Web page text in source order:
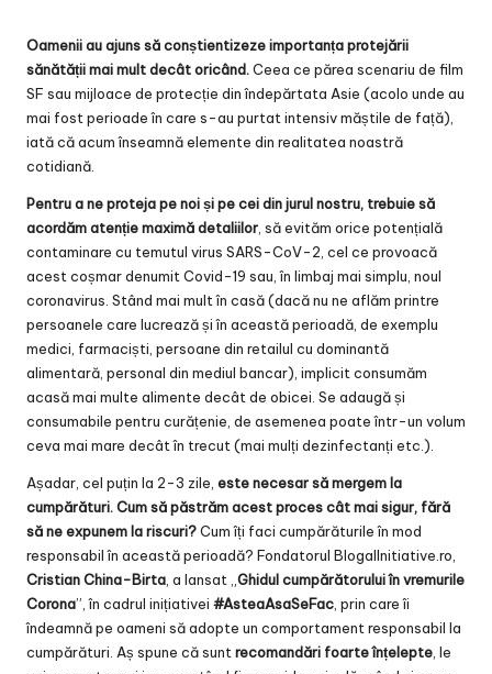
Oamenii au ajuns să conștientizeze importanța protejării
sănătății mai mult decât oricând.Ceea ce părea scenariu de film
SF sau mijloace de protecție din îndepărtata Asie (acolo unde au
mai fost perioade în care s-au purtat intensiv măștile de față),
iată că acum înseamnă elemente din realitatea noastră
cotidiană.
Pentru a ne proteja pe noi și pe cei din jurul nostru, trebuie să
acordăm atenție maximă detaliilor , să evităm orice potențială
contaminare cu temutul virus SARS-CoV-2, cel ce provoacă
acest coșmar denumit Covid-19 sau, în limbaj mai simplu, noul
coronavirus. Stând mai mult în casă (dacă nu ne aflăm printre
persoanele care lucrează și în această perioadă, de exemplu
medici, farmaciști, persoane din retailul cu dominantă
alimentară, personal din mediul bancar), implicit consumăm
acasă mai multe alimente decât de obicei. Se adaugă și
consumabile pentru curățenie, de asemenea poate într-un volum
ceva mai mare decât în trecut (mai mulți dezinfectanți etc.).
Așadar, cel puțin la 2-3 zile, este necesar să mergem la
cumpărături. Cum să păstrăm acest proces cât mai sigur, fără
să ne expunem la riscuri?Cum îți faci cumpărăturile în mod
responsabil în această perioadă? Fondatorul BlogalInitiative.ro,
Cristian China-Birta , a lansat „ Ghidul cumpărătorului în vremurile
Corona”, în cadrul inițiativei #AsteaAsaSeFac , prin care îi
îndeamnă pe oameni să adopte un comportament responsabil la
cumpărături. Aș spune că sunt recomandări foarte înțelepte , le